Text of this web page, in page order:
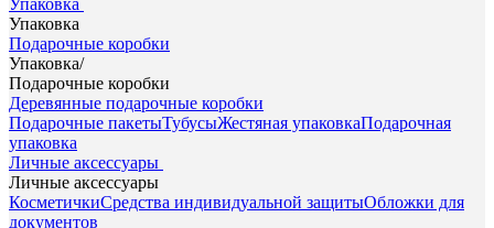
Упаковка
Упаковка
Подарочные коробки
Упаковка/
Подарочные коробки
Деревянные подарочные коробки
Подарочные пакетыТубусыЖестяная упаковкаПодарочная
упаковка
Личные аксессуары
Личные аксессуары
КосметичкиСредства индивидуальной защитыОбложки для
документов